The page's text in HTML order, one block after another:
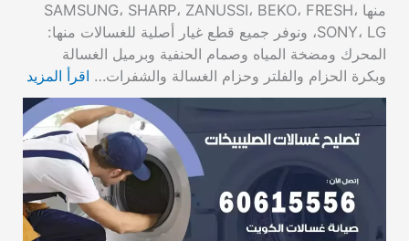
منها SAMSUNG، SHARP، ZANUSSI، BEKO، FRESH،
SONY، LG، ونوفر جميع قطع غيار أصلية للغسالات منها:
المحرك ومضخة المياه وصمام الحنفية وبرميل الغسالة
وبكرة الحزام والفلتر وحزام الغسالة والشفرات… اقرأ المزيد